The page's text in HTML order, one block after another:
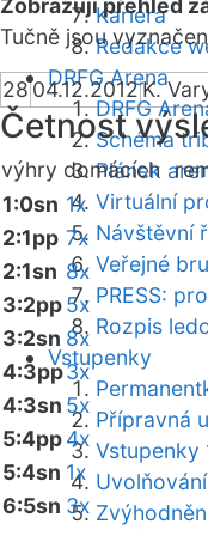
Kariéra
Redakce
DRFG Arena
DRFG
Schéma
Plánek
Virtuální
Návštěvní
Veřejné
PRESS:
Rozpis
Vstupenky
Přípravná
Vstupenky
Zobrazuji přehled
Tučně jsou
2804.12.2012K.
Četnost
výhry domácích
1:0sn 1x
2:1pp 7x
2:1sn 8x
3:2pp5x
3:2sn 8x
4:3pp3x
4:3sn 5x
5:4pp4x
5:4sn 1x
6:5sn 3x